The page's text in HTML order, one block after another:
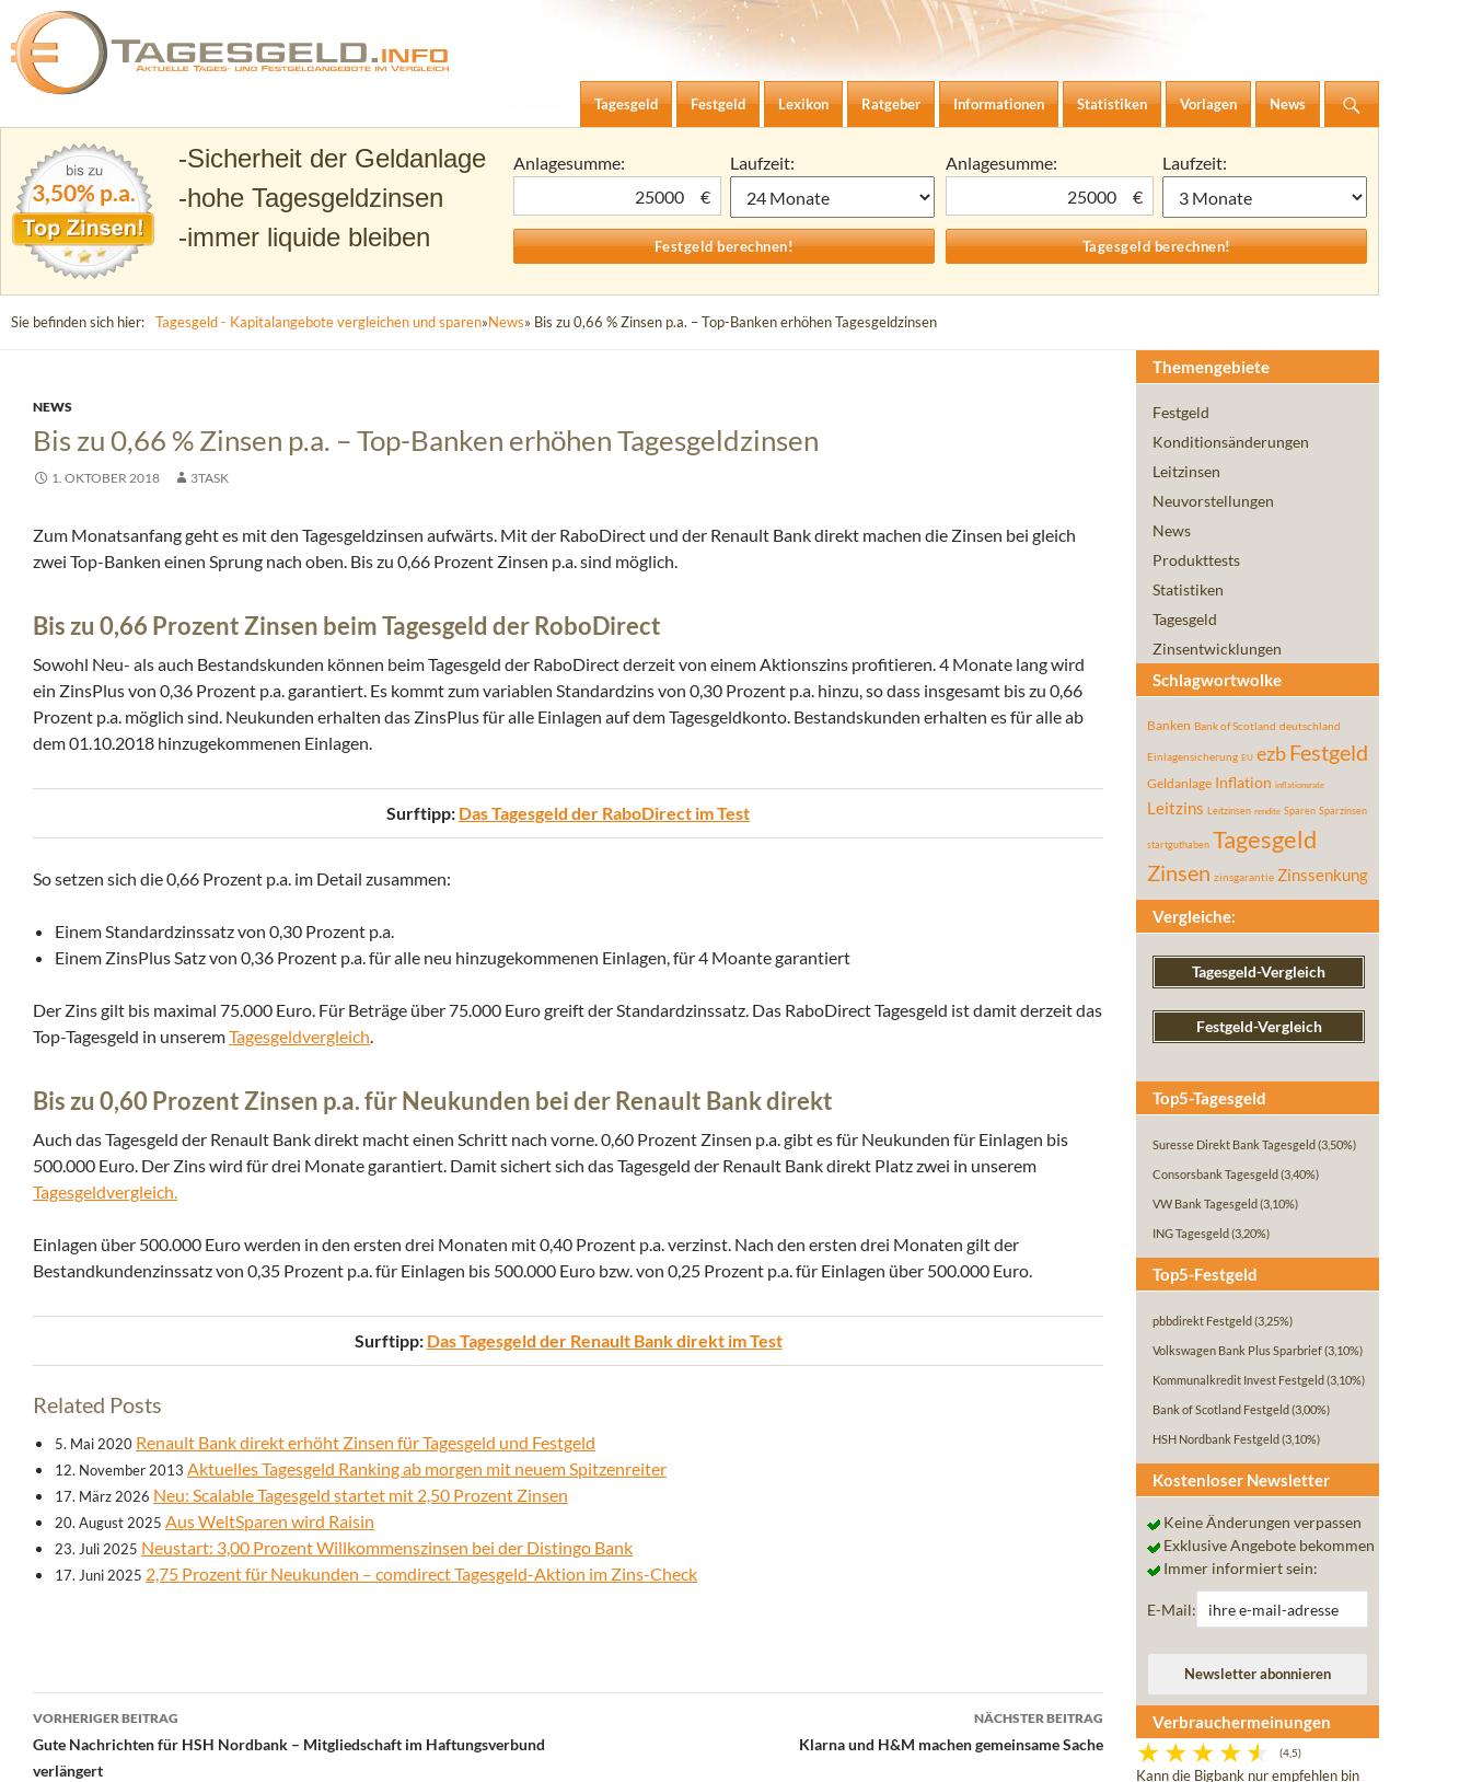
Tagesgeld.info – Tagesgeldkonten vergleichen und Tagesgeld-Zinsen berechnen
Zum Inhalt springen
Tagesgeld
Festgeld Lexikon Ratgeber Informationen Statistiken Vorlagen News
3,50% p.a.
Sicherheit der Geldanlage
hohe Tagesgeldzinsen
immer liquide bleiben
Anlagesumme:
€
Laufzeit:
Anlagesumme:
€
Laufzeit:
Sie befinden sich hier: Tagesgeld - Kapitalangebote vergleichen und sparen»News» Bis zu 0,66 % Zinsen p.a. – Top-Banken erhöhen Tagesgeldzinsen
NEWS
Bis zu 0,66 % Zinsen p.a. – Top-Banken erhöhen Tagesgeldzinsen
1. OKTOBER 2018 3TASK
Zum Monatsanfang geht es mit den Tagesgeldzinsen aufwärts. Mit der RaboDirect und der Renault Bank direkt machen die Zinsen bei gleich
zwei Top-Banken einen Sprung nach oben. Bis zu 0,66 Prozent Zinsen p.a. sind möglich.
Bis zu 0,66 Prozent Zinsen beim Tagesgeld der RoboDirect
Sowohl Neu- als auch Bestandskunden können beim Tagesgeld der RaboDirect derzeit von einem Aktionszins profitieren. 4 Monate lang wird
ein ZinsPlus von 0,36 Prozent p.a. garantiert. Es kommt zum variablen Standardzins von 0,30 Prozent p.a. hinzu, so dass insgesamt bis zu 0,66
Prozent p.a. möglich sind. Neukunden erhalten das ZinsPlus für alle Einlagen auf dem Tagesgeldkonto. Bestandskunden erhalten es für alle ab
dem 01.10.2018 hinzugekommenen Einlagen.
Surftipp: Das Tagesgeld der RaboDirect im Test
So setzen sich die 0,66 Prozent p.a. im Detail zusammen:
Einem Standardzinssatz von 0,30 Prozent p.a.
Einem ZinsPlus Satz von 0,36 Prozent p.a. für alle neu hinzugekommenen Einlagen, für 4 Moante garantiert
Der Zins gilt bis maximal 75.000 Euro. Für Beträge über 75.000 Euro greift der Standardzinssatz. Das RaboDirect Tagesgeld ist damit derzeit das
Top-Tagesgeld in unseremTagesgeldvergleich.
Bis zu 0,60 Prozent Zinsen p.a. für Neukunden bei der Renault Bank direkt
Auch das Tagesgeld der Renault Bank direkt macht einen Schritt nach vorne. 0,60 Prozent Zinsen p.a. gibt es für Neukunden für Einlagen bis
500.000 Euro. Der Zins wird für drei Monate garantiert. Damit sichert sich das Tagesgeld der Renault Bank direkt Platz zwei in unserem
Tagesgeldvergleich.
Einlagen über 500.000 Euro werden in den ersten drei Monaten mit 0,40 Prozent p.a. verzinst. Nach den ersten drei Monaten gilt der
Bestandkundenzinssatz von 0,35 Prozent p.a. für Einlagen bis 500.000 Euro bzw. von 0,25 Prozent p.a. für Einlagen über 500.000 Euro.
Surftipp: Das Tagesgeld der Renault Bank direkt im Test
Related Posts
5. Mai 2020 Renault Bank direkt erhöht Zinsen für Tagesgeld und Festgeld
12. November 2013 Aktuelles Tagesgeld Ranking ab morgen mit neuem Spitzenreiter
17. März 2026 Neu: Scalable Tagesgeld startet mit 2,50 Prozent Zinsen
20. August 2025 Aus WeltSparen wird Raisin
23. Juli 2025 Neustart: 3,00 Prozent Willkommenszinsen bei der Distingo Bank
17. Juni 2025 2,75 Prozent für Neukunden – comdirect Tagesgeld-Aktion im Zins-Check
Beitrags-
Navigation
VORHERIGER BEITRAG
Gute Nachrichten für HSH Nordbank – Mitgliedschaft im Haftungsverbund
verlängert
NÄCHSTER BEITRAG
Klarna und H&M machen gemeinsame Sache
Themengebiete
Festgeld
Konditionsänderungen
Leitzinsen
Neuvorstellungen
News
Produkttests
Statistiken
Tagesgeld
Zinsentwicklungen
Schlagwortwolke
Banken Bank of Scotland deutschland
Einlagensicherung EU ezbFestgeld
Geldanlage Inflation inflationsrate
Leitzins Leitzinsen rendite Sparen Sparzinsen
startguthaben Tagesgeld
Zinsen zinsgarantie Zinssenkung
Vergleiche:
Tagesgeld-Vergleich
Festgeld-Vergleich
Top5-Tagesgeld
Suresse Direkt Bank Tagesgeld (3,50%)
Consorsbank Tagesgeld (3,40%)
VW Bank Tagesgeld (3,10%)
ING Tagesgeld (3,20%)
Top5-Festgeld
pbbdirekt Festgeld (3,25%)
Volkswagen Bank Plus Sparbrief(3,10%)
Kommunalkredit Invest Festgeld (3,10%)
Bank of Scotland Festgeld (3,00%)
HSH Nordbank Festgeld (3,10%)
Kostenloser Newsletter
Keine Änderungen verpassen
Exklusive Angebote bekommen
Immer informiert sein:
E-Mail:
Verbrauchermeinungen
(4,5)
Kann die Bigbank nur empfehlen bin